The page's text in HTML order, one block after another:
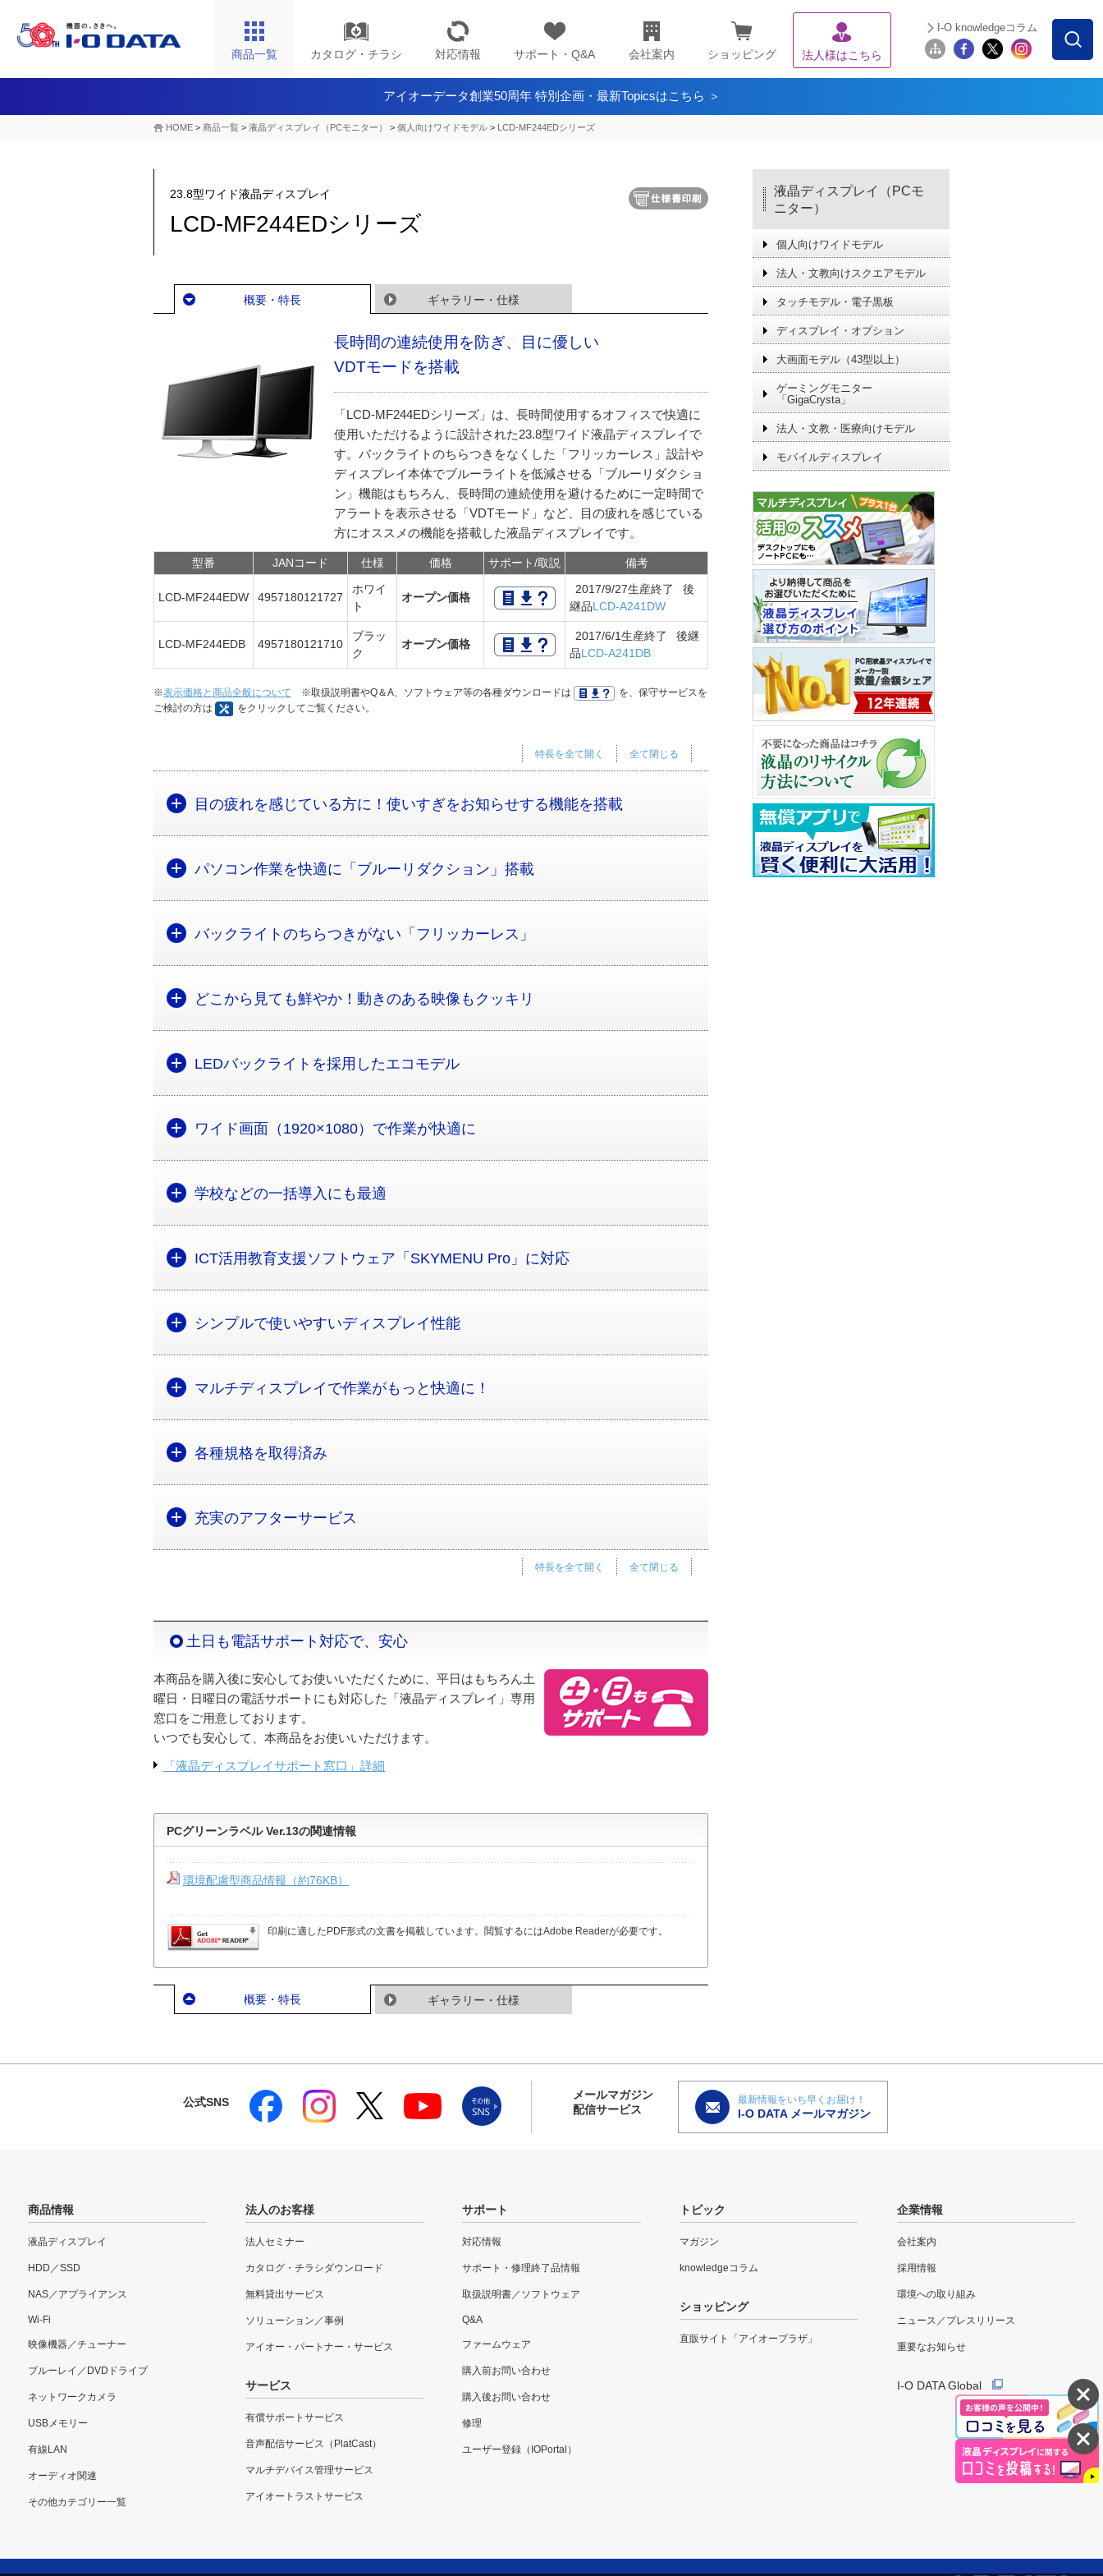
商品一覧 カタログ・チラシ 対応情報 サポート・Q&A 会社案内 ショッピング 法人様はこちら
I-O knowledgeコラム
アイオーデータ創業50周年 特別企画・最新Topicsはこちら ＞
HOME > 商品一覧 > 液晶ディスプレイ（PCモニター） > 個人向けワイドモデル > LCD-MF244EDシリーズ
23.8型ワイド液晶ディスプレイ
LCD-MF244EDシリーズ
概要・特長 ギャラリー・仕様
長時間の連続使用を防ぎ、目に優しい
VDTモードを搭載
「LCD-MF244EDシリーズ」は、長時間使用するオフィスで快適に
使用いただけるように設計された23.8型ワイド液晶ディスプレイで
す。バックライトのちらつきをなくした「フリッカーレス」設計や
ディスプレイ本体でブルーライトを低減させる「ブルーリダクショ
ン」機能はもちろん、長時間の連続使用を避けるために一定時間で
アラートを表示させる「VDTモード」など、目の疲れを感じている
方にオススメの機能を搭載した液晶ディスプレイです。
型番 JANコード 仕様 価格 サポート/取説 備考
LCD-MF244EDW 4957180121727
ホワイ
ト
オープン価格
2017/9/27生産終了 後
継品LCD-A241DW
LCD-MF244EDB 4957180121710
ブラッ
ク
オープン価格
2017/6/1生産終了 後継
品LCD-A241DB
※表示価格と商品全般について ※取扱説明書やQ＆A、ソフトウェア等の各種ダウンロードは
を、保守サービスを
ご検討の方は
をクリックしてご覧ください。
全て閉じる
特長を全て開く
目の疲れを感じている方に！使いすぎをお知らせする機能を搭載
パソコン作業を快適に「ブルーリダクション」搭載
バックライトのちらつきがない「フリッカーレス」
どこから見ても鮮やか！動きのある映像もクッキリ
LEDバックライトを採用したエコモデル
ワイド画面（1920×1080）で作業が快適に
学校などの一括導入にも最適
ICT活用教育支援ソフトウェア「SKYMENU Pro」に対応
シンプルで使いやすいディスプレイ性能
マルチディスプレイで作業がもっと快適に！
各種規格を取得済み
充実のアフターサービス
全て閉じる
特長を全て開く
土日も電話サポート対応で、安心
本商品を購入後に安心してお使いいただくために、平日はもちろん土
曜日・日曜日の電話サポートにも対応した「液晶ディスプレイ」専用
窓口をご用意しております。
いつでも安心して、本商品をお使いいただけます。
「液晶ディスプレイサポート窓口」詳細
PCグリーンラベル Ver.13の関連情報
環境配慮型商品情報（約76KB）
印刷に適したPDF形式の文書を掲載しています。閲覧するにはAdobe Readerが必要です。
概要・特長 ギャラリー・仕様
液晶ディスプレイ（PCモ
ニター）
個人向けワイドモデル
法人・文教向けスクエアモデル
タッチモデル・電子黒板
ディスプレイ・オプション
大画面モデル（43型以上）
ゲーミングモニター
「GigaCrysta」
法人・文教・医療向けモデル
モバイルディスプレイ
公式SNS
メールマガジン
配信サービス
最新情報をいち早くお届け！
I-O DATA メールマガジン
商品情報
液晶ディスプレイ
HDD／SSD
NAS／アプライアンス
Wi-Fi
映像機器／チューナー
ブルーレイ／DVDドライブ
ネットワークカメラ
USBメモリー
有線LAN
オーディオ関連
その他カテゴリー一覧
法人のお客様
法人セミナー
カタログ・チラシダウンロード
無料貸出サービス
ソリューション／事例
アイオー・パートナー・サービス
サービス
有償サポートサービス
音声配信サービス（PlatCast）
マルチデバイス管理サービス
アイオートラストサービス
サポート
対応情報
サポート・修理終了品情報
取扱説明書／ソフトウェア
Q&A
ファームウェア
購入前お問い合わせ
購入後お問い合わせ
修理
ユーザー登録（IOPortal）
トピック
マガジン
knowledgeコラム
ショッピング
直販サイト「アイオープラザ」
企業情報
会社案内
採用情報
環境への取り組み
ニュース／プレスリリース
重要なお知らせ
I-O DATA Global